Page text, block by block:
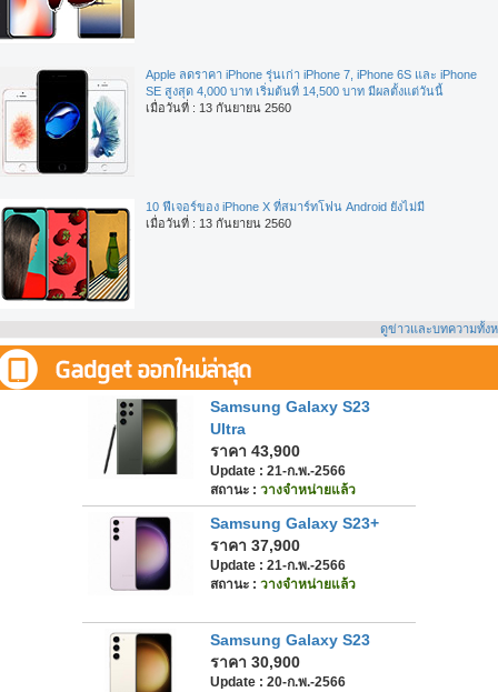
Apple ลดราคา iPhone รุ่นเก่า iPhone 7, iPhone 6S และ iPhone
SE สูงสุด 4,000 บาท เริ่มต้นที่ 14,500 บาท มีผลตั้งแต่วันนี้
เมื่อวันที่ : 13 กันยายน 2560
10 ฟีเจอร์ของ iPhone X ที่สมาร์ทโฟน Android ยังไม่มี
เมื่อวันที่ : 13 กันยายน 2560
ดูข่าวและบทความทั้ง
Samsung Galaxy S23
Ultra
ราคา 43,900
Update : 21-ก.พ.-2566
สถานะ : วางจำหน่ายแล้ว
Samsung Galaxy S23+
ราคา 37,900
Update : 21-ก.พ.-2566
สถานะ : วางจำหน่ายแล้ว
Samsung Galaxy S23
ราคา 30,900
Update : 20-ก.พ.-2566